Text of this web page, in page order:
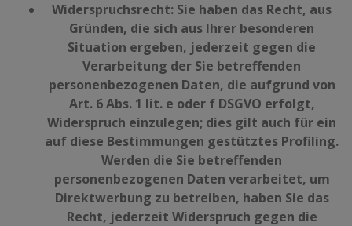
Widerspruchsrecht: Sie haben das Recht, aus
Gründen, die sich aus Ihrer besonderen
Situation ergeben, jederzeit gegen die
Verarbeitung der Sie betreffenden
personenbezogenen Daten, die aufgrund von
Art. 6 Abs. 1 lit. e oder f DSGVO erfolgt,
Widerspruch einzulegen; dies gilt auch für ein
auf diese Bestimmungen gestütztes Profiling.
Werden die Sie betreffenden
personenbezogenen Daten verarbeitet, um
Direktwerbung zu betreiben, haben Sie das
Recht, jederzeit Widerspruch gegen die